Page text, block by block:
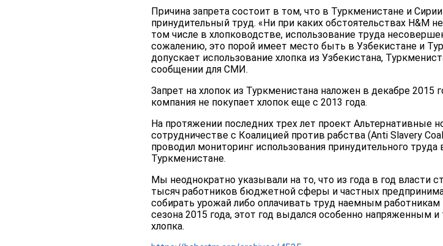
Причина запрета состоит в том, что в Туркменистане и
принудительный труд. «Ни при каких обстоятельствах H&M
том числе в хлопководстве, использование труда
сожалению, это порой имеет место быть в Узбекистане и
допускает использование хлопка из Узбекистана,
сообщении для СМИ.
Запрет на хлопок из Туркменистана наложен в декабре
компания не покупает хлопок еще с 2013 года.
На протяжении последних трех лет проект Альтернативные
сотрудничестве с Коалицией против рабства (Anti Slavery
проводил мониторинг использования принудительного
Туркменистане.
Мы неоднократно указывали на то, что из года в год власти
тысяч работников бюджетной сферы и частных
собирать урожай либо оплачивать труд наемным работникам
сезона 2015 года, этот год выдался особенно
хлопка.